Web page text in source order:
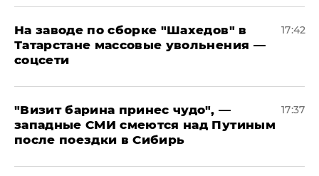
На заводе по сборке "Шахедов" в
Татарстане массовые увольнения —
соцсети
17:42
"Визит барина принес чудо", —
западные СМИ смеются над Путиным
после поездки в Сибирь
17:37